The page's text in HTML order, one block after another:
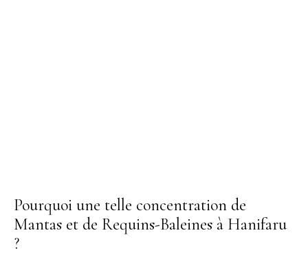
Pourquoi une telle concentration de
Mantas et de Requins-Baleines à Hanifaru
?